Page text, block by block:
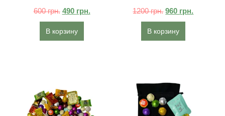
600грн. 490 грн.
В корзину
1200грн. 960 грн.
В корзину